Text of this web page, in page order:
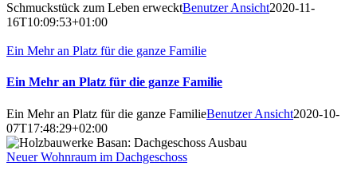
Schmuckstück zum Leben erwecktBenutzer Ansicht2020-11-
16T10:09:53+01:00
Ein Mehr an Platz für die ganze Familie
Ein Mehr an Platz für die ganze Familie
Ein Mehr an Platz für die ganze FamilieBenutzer Ansicht2020-10-
07T17:48:29+02:00
Neuer Wohnraum im Dachgeschoss